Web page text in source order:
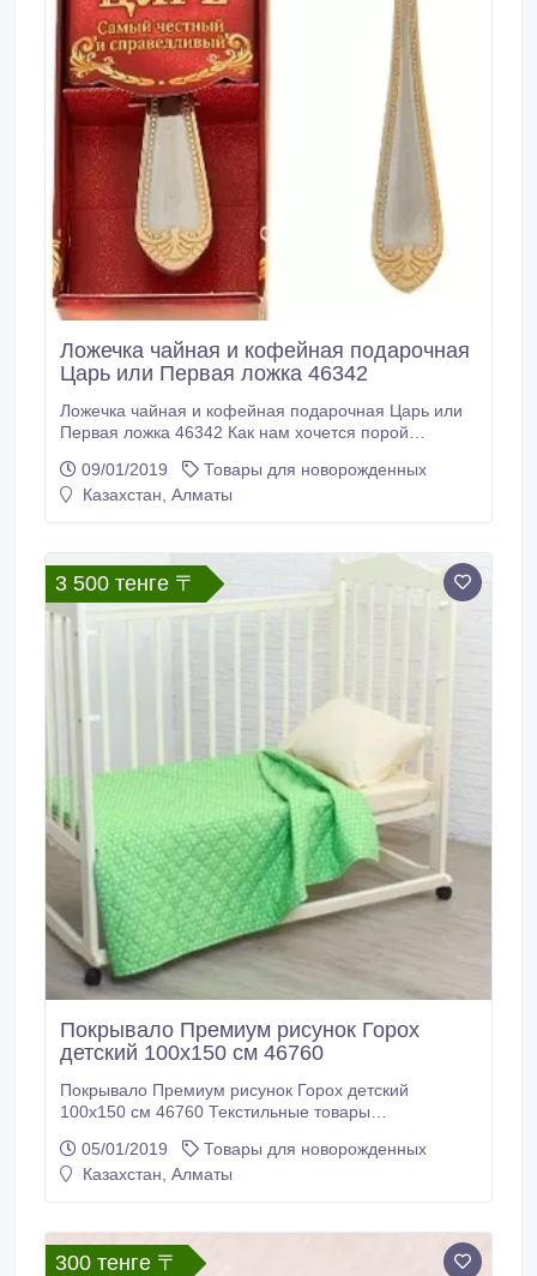
Ложечка чайная и кофейная подарочная
Царь или Первая ложка 46342
Ложечка чайная и кофейная подарочная Царь или
Первая ложка 46342 Как нам хочется порой
они не забывали, как нам дороги! Ложка с
комплиментом – знак внимания, который всегда
под рукой.
09/01/2019
Товары для новорожденных
Казахстан, Алматы
3 500 тенге 〒
Покрывало Премиум рисунок Горох
детский 100х150 см 46760
Покрывало Премиум рисунок Горох детский
100х150 см 46760 Текстильные товары
времена. Это беспроигрышный подарок, ведь все
любят мягкие и приятные на ощупь ткани.
необычного дизайна и высокого качества.
05/01/2019
Товары для новорожденных
Казахстан, Алматы
300 тенге 〒